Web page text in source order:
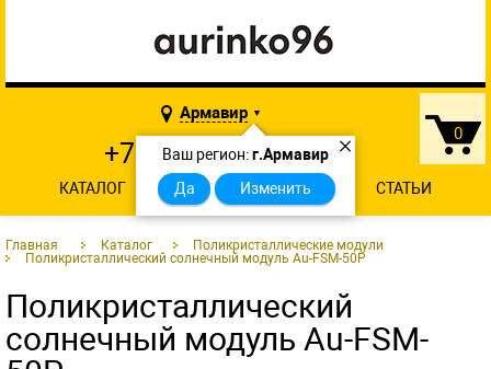
0
Армавир ▼
×
Ваш регион:г.Армавир
Да
Изменить
+7 902 874-29-46
КАТАЛОГ О КОМПАНИИ КОНТАКТЫ СТАТЬИ
Главная Каталог
Поликристаллические модули
Поликристаллический солнечный модуль Au-FSM-50P
Поликристаллический
солнечный модуль Au-FSM-